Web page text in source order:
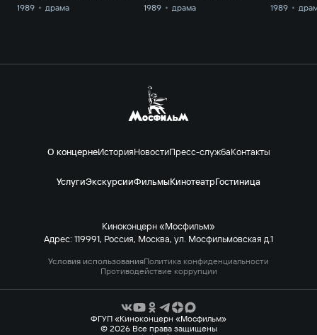
1989 драма 1989 драма 1989
О концернеИсторияНовостиПресс-службаКонтакты
УслугиЭкскурсииФильмыКинотеатрГостиница
Киноконцерн «Мосфильм»
Адрес: 119991, Россия, Москва, ул. Мосфильмовская д.1
Условия использованияПолитика конфиденциальности
Противодействие коррупции
ФГУП «Киноконцерн «Мосфильм»
© 2026 Все права защищены